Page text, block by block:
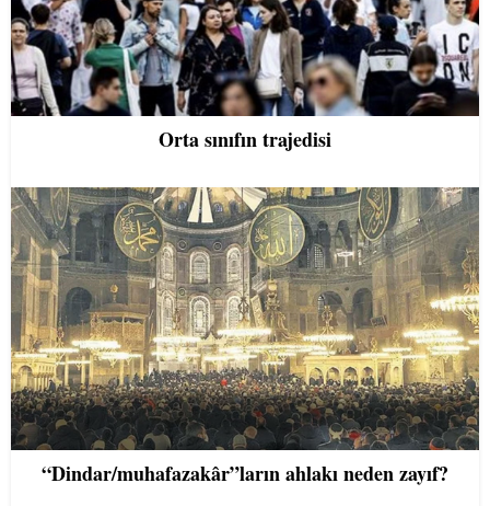
Orta sınıfın trajedisi
“Dindar/muhafazakâr”ların ahlakı neden zayıf?